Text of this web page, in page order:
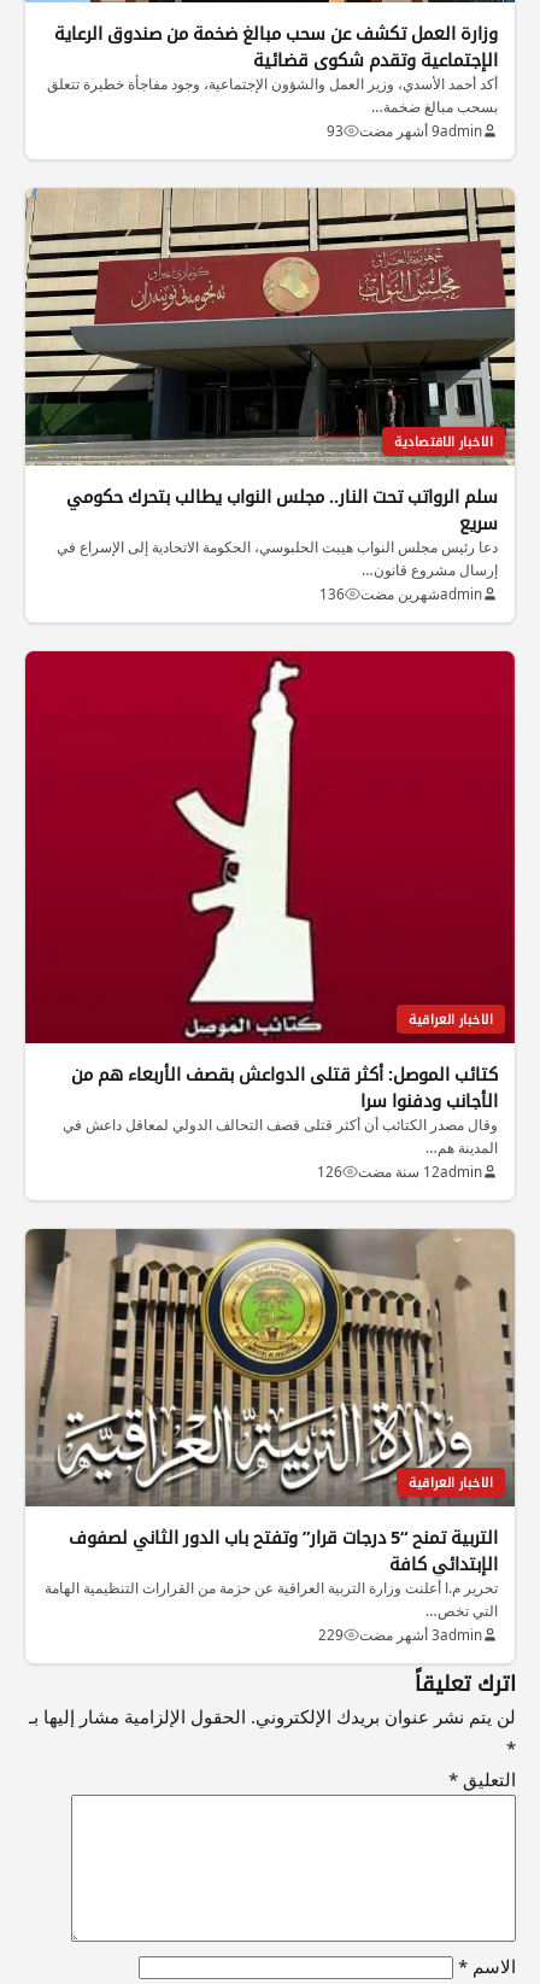
وزارة العمل تكشف عن سحب مبالغ ضخمة من صندوق الرعاية
الإجتماعية وتقدم شكوى قضائية
أكد أحمد الأسدي، وزير العمل والشؤون الإجتماعية، وجود مفاجأة خطيرة تتعلق
بسحب مبالغ ضخمة…
admin9 أشهر مضت 93
الاخبار الاقتصادية
سلم الرواتب تحت النار.. مجلس النواب يطالب بتحرك حكومي
سريع
دعا رئيس مجلس النواب هيبت الحلبوسي، الحكومة الاتحادية إلى الإسراع في
إرسال مشروع قانون…
adminشهرين مضت 136
الاخبار العراقية
كتائب الموصل: أكثر قتلى الدواعش بقصف الأربعاء هم من
الأجانب ودفنوا سرا
وقال مصدر الكتائب أن أكثر قتلى قصف التحالف الدولي لمعاقل داعش في
المدينة هم…
admin12 سنة مضت 126
الاخبار العراقية
التربية تمنح “5 درجات قرار” وتفتح باب الدور الثاني لصفوف
الإبتدائي كافة
تحرير م.ا أعلنت وزارة التربية العراقية عن حزمة من القرارات التنظيمية الهامة
التي تخص…
admin3 أشهر مضت 229
اترك تعليقاً
لن يتم نشر عنوان بريدك الإلكتروني. الحقول الإلزامية مشار إليها بـ
*
التعليق *
الاسم *